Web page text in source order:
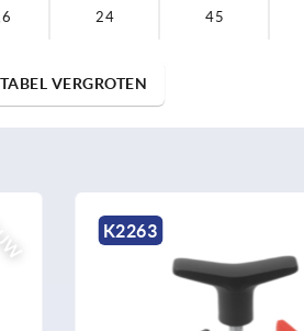
24 45
TABEL VERGROTEN
K1126